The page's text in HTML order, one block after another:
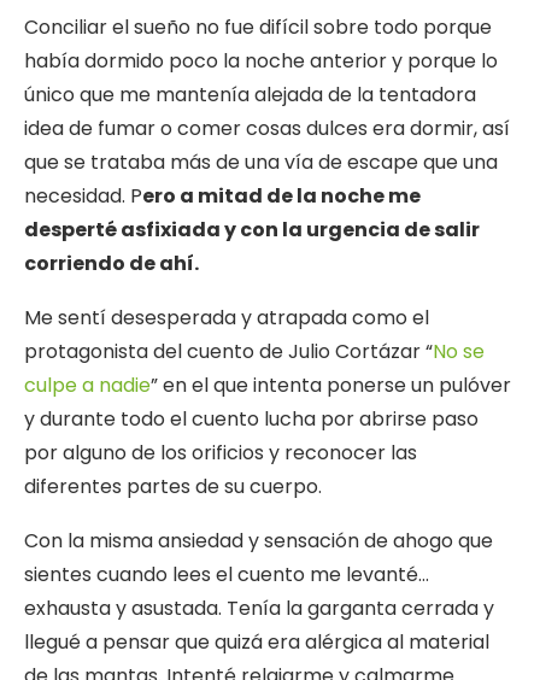
Conciliar el sueño no fue difícil sobre todo porque
había dormido poco la noche anterior y porque lo
único que me mantenía alejada de la tentadora
idea de fumar o comer cosas dulces era dormir, así
que se trataba más de una vía de escape que una
necesidad. Pero a mitad de la noche me
desperté asfixiada y con la urgencia de salir
corriendo de ahí.
Me sentí desesperada y atrapada como el
protagonista del cuento de Julio Cortázar “No se
culpe a nadie” en el que intenta ponerse un pulóver
y durante todo el cuento lucha por abrirse paso
por alguno de los orificios y reconocer las
diferentes partes de su cuerpo.
Con la misma ansiedad y sensación de ahogo que
sientes cuando lees el cuento me levanté…
exhausta y asustada. Tenía la garganta cerrada y
llegué a pensar que quizá era alérgica al material